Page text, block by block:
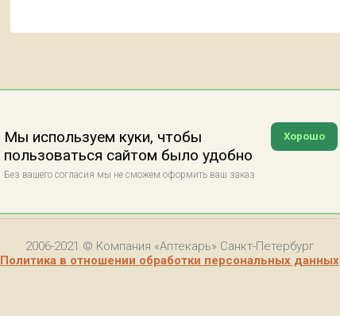
2006-2021 © Компания «Аптекарь» Санкт-Петербург
Политика в отношении обработки персональных данных
Хорошо
Мы используем куки, чтобы
пользоваться сайтом было удобно
Без вашего согласия мы не сможем оформить ваш заказ